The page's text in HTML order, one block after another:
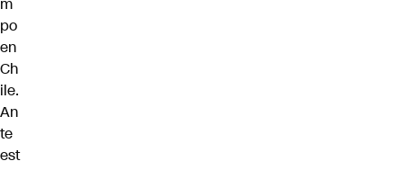
po
en
Ch
ile.
An
te
est